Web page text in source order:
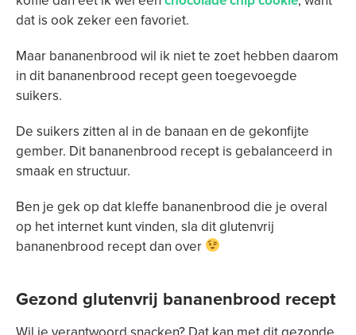
dat is ook zeker een favoriet.
Maar bananenbrood wil ik niet te zoet hebben daarom
in dit bananenbrood recept geen toegevoegde
suikers.
De suikers zitten al in de banaan en de gekonfijte
gember. Dit bananenbrood recept is gebalanceerd in
smaak en structuur.
Ben je gek op dat kleffe bananenbrood die je overal
op het internet kunt vinden, sla dit glutenvrij
bananenbrood recept dan over
Gezond glutenvrij bananenbrood recept